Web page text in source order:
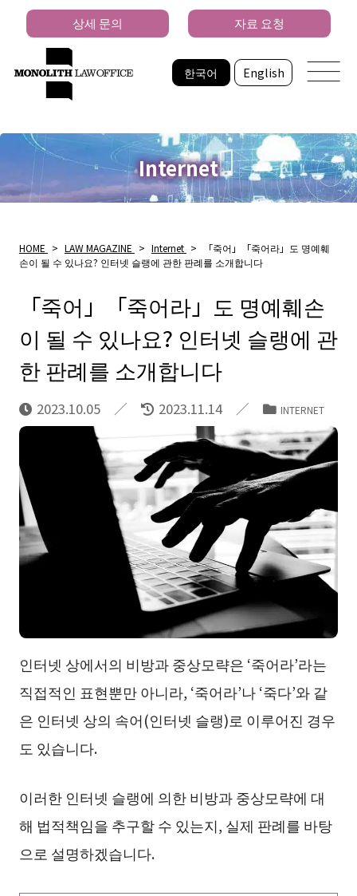
한국어 English
상세 문의 자료 요청
Internet
HOME > LAW MAGAZINE > Internet >
「죽어」「죽어라」도 명예훼
손이 될 수 있나요? 인터넷 슬랭에 관한 판례를 소개합니다
「죽어」「죽어라」도 명예훼손
이 될 수 있나요? 인터넷 슬랭에 관
한 판례를 소개합니다
2023.10.05 2023.11.14 INTERNET
인터넷 상에서의 비방과 중상모략은 ‘죽어라’라는
직접적인 표현뿐만 아니라, ‘죽어라’나 ‘죽다’와 같
은 인터넷 상의 속어(인터넷 슬랭)로 이루어진 경우
도 있습니다.
이러한 인터넷 슬랭에 의한 비방과 중상모략에 대
해 법적책임을 추구할 수 있는지, 실제 판례를 바탕
으로 설명하겠습니다.